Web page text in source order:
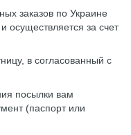
заказов по Украине
осуществляется за счет
в согласованный с
посылки вам
(паспорт или